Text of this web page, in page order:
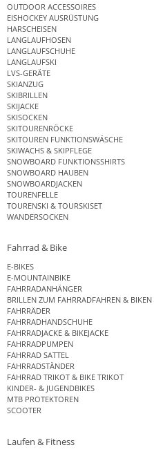
OUTDOOR ACCESSOIRES
EISHOCKEY AUSRÜSTUNG
HARSCHEISEN
LANGLAUFHOSEN
LANGLAUFSCHUHE
LANGLAUFSKI
LVS-GERÄTE
SKIANZUG
SKIBRILLEN
SKIJACKE
SKISOCKEN
SKITOURENRÖCKE
SKITOUREN FUNKTIONSWÄSCHE
SKIWACHS & SKIPFLEGE
SNOWBOARD FUNKTIONSSHIRTS
SNOWBOARD HAUBEN
SNOWBOARDJACKEN
TOURENFELLE
TOURENSKI & TOURSKISET
WANDERSOCKEN
Fahrrad & Bike
E-BIKES
E-MOUNTAINBIKE
FAHRRADANHÄNGER
BRILLEN ZUM FAHRRADFAHREN & BIKEN
FAHRRÄDER
FAHRRADHANDSCHUHE
FAHRRADJACKE & BIKEJACKE
FAHRRADPUMPEN
FAHRRAD SATTEL
FAHRRADSTÄNDER
FAHRRAD TRIKOT & BIKE TRIKOT
KINDER- & JUGENDBIKES
MTB PROTEKTOREN
SCOOTER
Laufen & Fitness